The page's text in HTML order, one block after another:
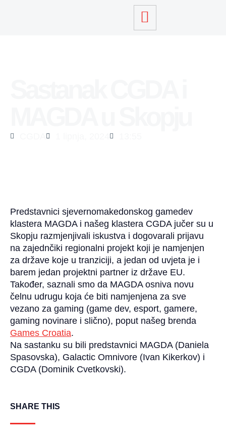
Predstavnici sjevernomakedonskog gamedev
klastera MAGDA i našeg klastera CGDA jučer su u
Skopju razmjenjivali iskustva i dogovarali prijavu
na zajednčiki regionalni projekt koji je namjenjen
za države koje u tranziciji, a jedan od uvjeta je i
barem jedan projektni partner iz države EU.
Također, saznali smo da MAGDA osniva novu
čelnu udrugu koja će biti namjenjena za sve
vezano za gaming (game dev, esport, gamere,
gaming novinare i slično), poput našeg brenda
Games Croatia.
Na sastanku su bili predstavnici MAGDA (Daniela
Spasovska), Galactic Omnivore (Ivan Kikerkov) i
CGDA (Dominik Cvetkovski).
SHARE THIS